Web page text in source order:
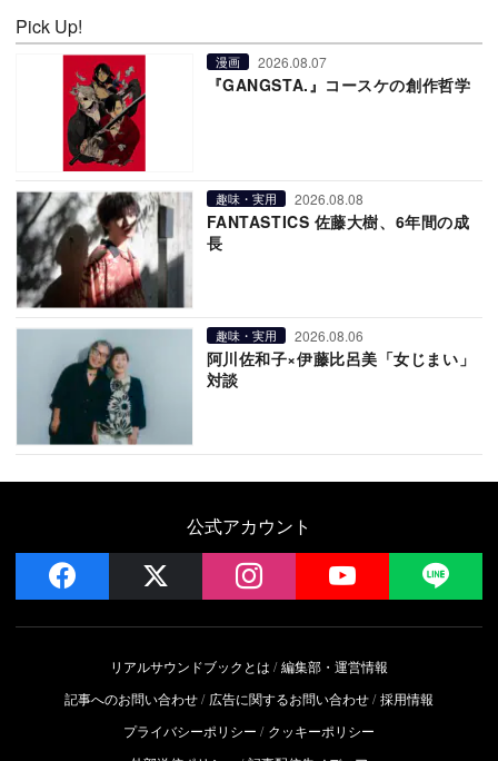
Pick Up!
漫画 2026.08.07
『GANGSTA.』コースケの創作哲学
趣味・実用 2026.08.08
FANTASTICS 佐藤大樹、6年間の成
長
趣味・実用 2026.08.06
阿川佐和子×伊藤比呂美「女じまい」
対談
公式アカウント
facebook instagram YouTube
リアルサウンドブックとは
編集部・運営情報
記事へのお問い合わせ
広告に関するお問い合わせ 採用情報
プライバシーポリシー
クッキーポリシー